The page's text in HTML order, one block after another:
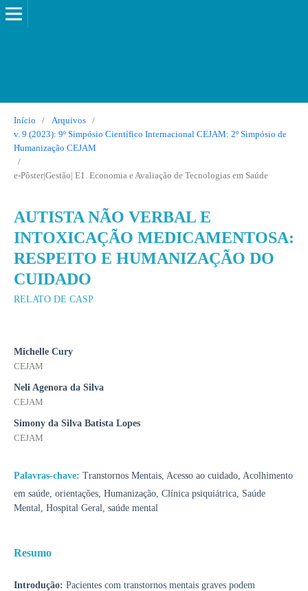
Início / Arquivos
/
v. 9 (2023): 9º Simpósio Científico Internacional CEJAM: 2º Simpósio de
Humanização CEJAM
/
e-Pôster|Gestão| E1. Economia e Avaliação de Tecnologias em Saúde
AUTISTA NÃO VERBAL E
INTOXICAÇÃO MEDICAMENTOSA:
RESPEITO E HUMANIZAÇÃO DO
CUIDADO
RELATO DE CASP
Michelle Cury
CEJAM
Neli Agenora da Silva
CEJAM
Simony da Silva Batista Lopes
CEJAM
Palavras-chave: Transtornos Mentais, Acesso ao cuidado, Acolhimento
em saúde, orientações, Humanização, Clínica psiquiátrica, Saúde
Mental, Hospital Geral, saúde mental
Resumo
Introdução: Pacientes com transtornos mentais graves podem